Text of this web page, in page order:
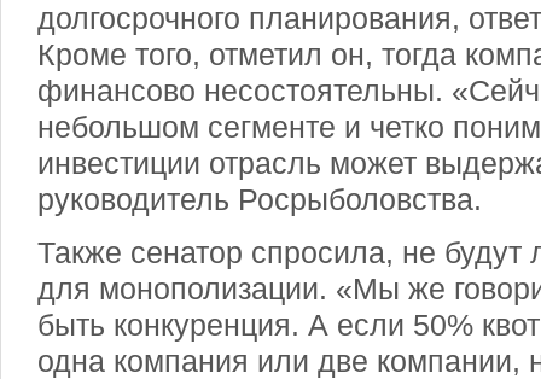
долгосрочного планирования,
Кроме того, отметил он, тогда
финансово несостоятельны.
небольшом сегменте и четко
инвестиции отрасль может
руководитель Росрыболовства.
Также сенатор спросила, не будут
для монополизации. «Мы же
быть конкуренция. А если 50%
одна компания или две компании,